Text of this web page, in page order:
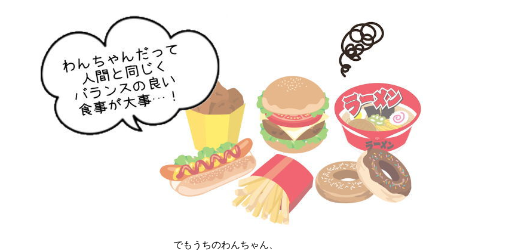
でもうちのわんちゃん、